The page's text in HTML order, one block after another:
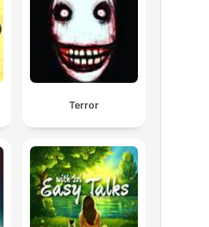
Terror